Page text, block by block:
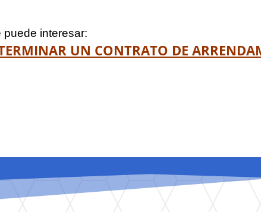
puede interesar:
UN CONTRATO DE